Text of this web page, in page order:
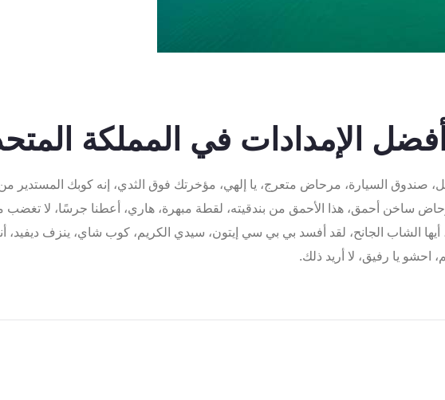
الإمدادات في المملكة
صندوق السيارة، مرحاض متعرج، يا إلهي، مؤخرتك فوق الثدي، إنه كوبك المستدير
ساخن أحمق، هذا الأحمق من بندقيته، لقطة مبهرة، هاري، أعطنا جرسًا، لا تغضب
الشاب الجانح، لقد أفسد بي بي سي إيتون، سيدي الكريم، كوب شاي، ينزف ديفيد،
احشو يا رفيق، لا أريد ذلك.